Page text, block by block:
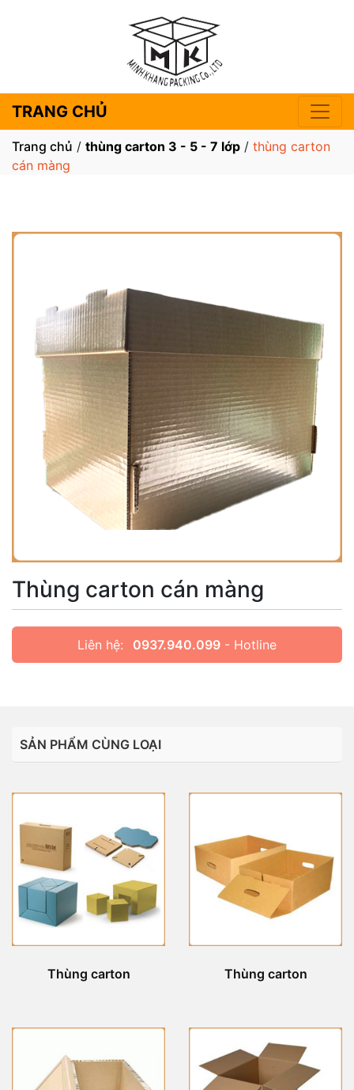
TRANG CHỦ
Trang chủ / thùng carton 3 - 5 - 7 lớp / thùng carton
cán màng
Thùng carton cán màng
Liên hệ: 0937.940.099 - Hotline
SẢN PHẨM CÙNG LOẠI
Thùng carton Thùng carton